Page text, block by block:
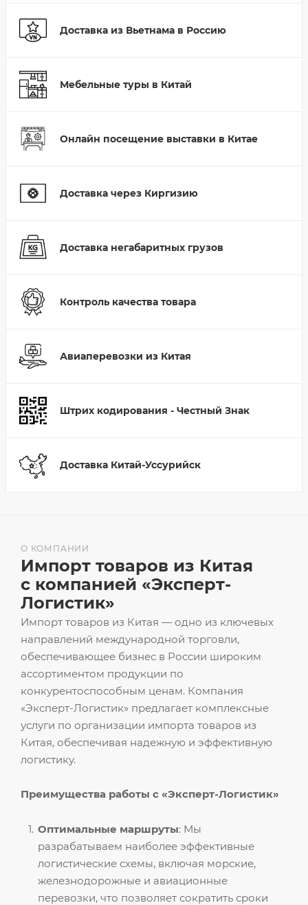
Доставка из Вьетнама в Россию
Мебельные туры в Китай
Онлайн посещение выставки в Китае
Доставка через Киргизию
Доставка негабаритных грузов
Контроль качества товара
Авиаперевозки из Китая
Штрих кодирования - Честный Знак
Доставка Китай-Уссурийск
Импорт товаров из Китая — одно из ключевых
направлений международной торговли,
обеспечивающее бизнес в России широким
ассортиментом продукции по
конкурентоспособным ценам. Компания
«Эксперт-Логистик» предлагает комплексные
услуги по организации импорта товаров из
Китая, обеспечивая надежную и эффективную
логистику.
Преимущества работы с «Эксперт-Логистик»
Оптимальные маршруты: Мы
разрабатываем наиболее эффективные
логистические схемы, включая морские,
железнодорожные и авиационные
перевозки, что позволяет сократить сроки
О КОМПАНИИ
Импорт товаров из Китая
с компанией «Эксперт-
Логистик»